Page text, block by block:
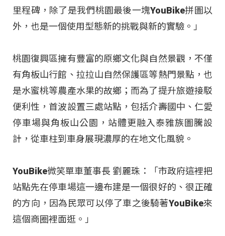
里程碑，除了是我們桃園最後一塊YouBike拼圖以
外，也是一個使用型態新的挑戰與新的實驗。」
桃園復興區擁有豐富的原鄉文化與自然景觀，不僅
有角板山行館、拉拉山自然保護區等熱門景點，也
是水蜜桃等農產水果的故鄉；而為了提升旅遊接駁
便利性，首波設置三處站點，包括介壽國中、仁愛
停車場與角板山公園，站體更融入泰雅族圖騰設
計，從車柱到車身展現濃厚的在地文化風貌。
YouBike微笑單車董事長 劉麗珠：「市政府這裡把
站點先在停車場這一邊布建是一個很好的、很正確
的方向，因為民眾可以停了車之後騎著YouBike來
這個商圈裡面逛。」